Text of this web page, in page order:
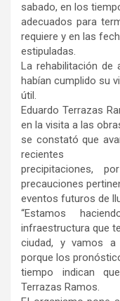
sabado, en los
adecuados para
requiere y en las
estipuladas.
La rehabilitación
habían cumplido su
útil.
Eduardo Terrazas
en la visita a las
se constató que
recientes
precipitaciones,
precauciones
eventos futuros de
“Estamos
infraestructura que
ciudad, y vamos a
porque los
tiempo indican
Terrazas Ramos.